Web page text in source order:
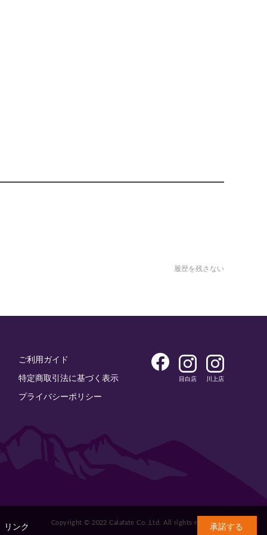
履歴を残さない
ご利用ガイド
特定商取引法に基づく表示
プライバシーポリシー
目白店 川上店
Copyright © 2022 Calafate Co.,Ltd. All rights reserved.
リンク 承諾する